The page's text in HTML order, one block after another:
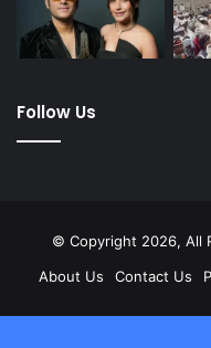
Follow Us
© Copyright 2026, All
About Us
Contact Us